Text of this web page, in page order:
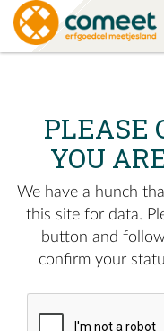
PLEASE
YOU
We have a hunch
this site for data.
button and
confirm your